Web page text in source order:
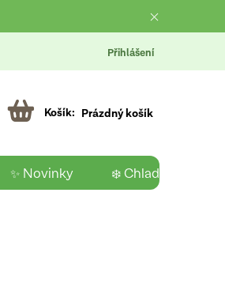
Přihlášení
Prázdný košík
✨ Novinky ❄️ Chladící